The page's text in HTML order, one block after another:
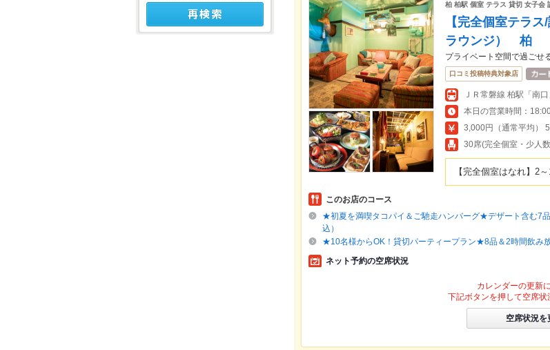
柏 柏駅 個室 テラス 貸切 女子会
【完全個室テラ
ラウンジ） 柏
プライベート空間で過ごせ
口コミ投稿特典対象店
ＪＲ常磐線 柏駅「南
本日の営業時間：
3,000円（通常平均）
30席(完全個室・少人
【完全個室はなれ】2
このお店のコース
★初夏を満喫タコパイ＆ご馳走ハンバーグ★デザート含む7
込）
★10名様からOK！貸切パーティープラン★8品＆2時間飲み
ネット予約の空席状況
カレンダーの更新
下記ボタンを押して空席状
空席状況を